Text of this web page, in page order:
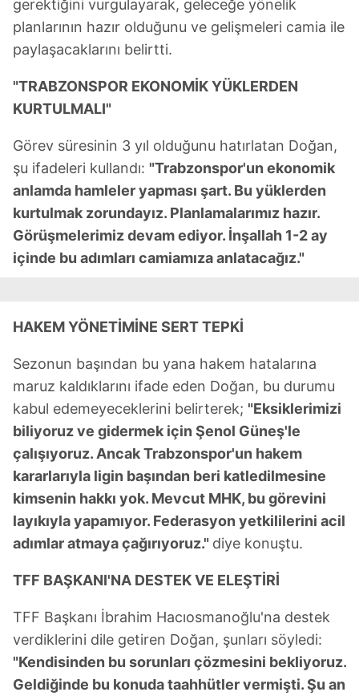
gerektiğini vurgulayarak, geleceğe yönelik
planlarının hazır olduğunu ve gelişmeleri camia ile
paylaşacaklarını belirtti.
"TRABZONSPOR EKONOMİK YÜKLERDEN
KURTULMALI"
Görev süresinin 3 yıl olduğunu hatırlatan Doğan,
şu ifadeleri kullandı: "Trabzonspor'un ekonomik
anlamda hamleler yapması şart. Bu yüklerden
kurtulmak zorundayız. Planlamalarımız hazır.
Görüşmelerimiz devam ediyor. İnşallah 1-2 ay
içinde bu adımları camiamıza anlatacağız."
HAKEM YÖNETİMİNE SERT TEPKİ
Sezonun başından bu yana hakem hatalarına
maruz kaldıklarını ifade eden Doğan, bu durumu
kabul edemeyeceklerini belirterek; "Eksiklerimizi
biliyoruz ve gidermek için Şenol Güneş'le
çalışıyoruz. Ancak Trabzonspor'un hakem
kararlarıyla ligin başından beri katledilmesine
kimsenin hakkı yok. Mevcut MHK, bu görevini
layıkıyla yapamıyor. Federasyon yetkililerini acil
adımlar atmaya çağırıyoruz." diye konuştu.
TFF BAŞKANI'NA DESTEK VE ELEŞTİRİ
TFF Başkanı İbrahim Hacıosmanoğlu'na destek
verdiklerini dile getiren Doğan, şunları söyledi:
"Kendisinden bu sorunları çözmesini bekliyoruz.
Geldiğinde bu konuda taahhütler vermişti. Şu an